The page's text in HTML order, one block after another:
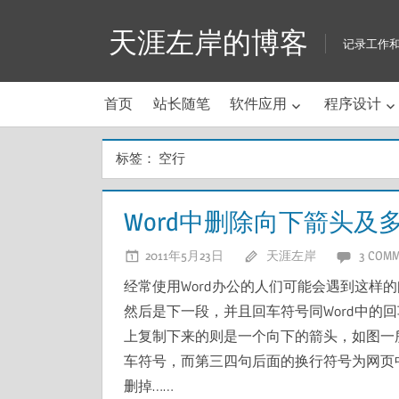
天涯左岸的博客 记录工作
首页 站长随笔 软件应用 程序设计
标签： 空行
Word中删除向下箭头及
2011年5月23日 天涯左岸 3
经常使用Word办公的人们可能会遇到这样
然后是下一段，并且回车符号同Word中的
上复制下来的则是一个向下的箭头，如图
车符号，而第三四句后面的换行符号为网
删掉……